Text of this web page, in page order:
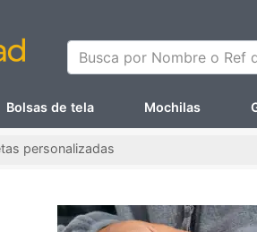
Busca por Nombre o Ref
Bolsas de tela Mochilas
personalizadas